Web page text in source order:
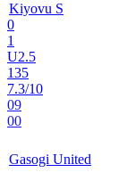
Kiyovu S
0
1
U2.5
135
7.3/10
09
00
Gasogi United